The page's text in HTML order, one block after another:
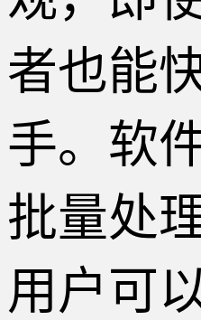
者也能
手。软
批量处
用户可